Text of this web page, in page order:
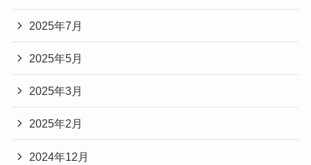
2025年7月
2025年5月
2025年3月
2025年2月
2024年12月